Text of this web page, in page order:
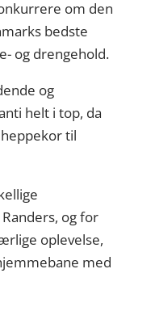
om den
bedste
og drengehold.
og
helt i top, da
til
og for
oplevelse,
med